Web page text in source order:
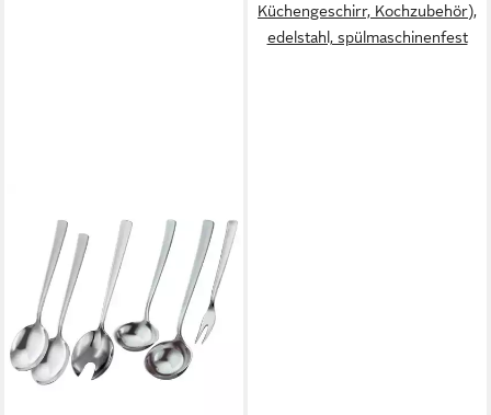
Küchengeschirr, Kochzubehör),
edelstahl, spülmaschinenfest